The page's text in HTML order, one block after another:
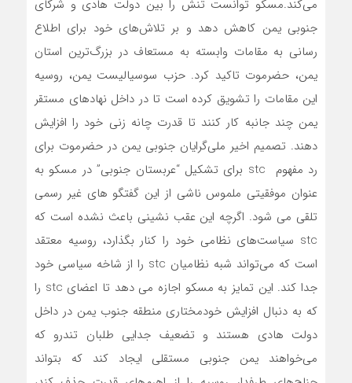
می‌کند.مسکو توانست تنش را بین دولت هادی و شرکای
جنوبی یمن کاهش دهد و بر تلاش‌های خود برای اطلاع
رسانی به مقامات وابسته به مستعاف در بزرگ‌ترین استان
یمن، حضرموت تاکید کرد. حزب سوسیالیست یمن، روسیه
این مقامات را تشویق کرده است تا در داخل نهادهای مستقر
یمن چند جانبه کار کنند تا قدرت چانه زنی خود را افزایش
دهند. تصمیم اخیر ملی‌گرایان جنوبی یمن در حضرموت برای
رد مفهوم stc برای تشکیل “عربستان جنوبی” در مسکو به
عنوان موفقیتی ملموس ناشی از این گفتگو های غیر رسمی
تلقی می شود. اگرچه این عقب نشینی باعث نشده است که
stc سیاست‌های نظامی خود را کنار بگذارد، روسیه معتقد
است که می‌تواند شبه نظامیان stc را از شاخه سیاسی خود
جدا کند. این تمایز به مسکو اجازه می دهد تا اعضای stc را
که به دنبال افزایش خودمختاری منطقه جنوب یمن در داخل
دولت هادی هستند و تضعیف جدایی طلبان تندرو که
می‌خواهند یمن جنوبی مستقلی ایجاد کند که بتواند